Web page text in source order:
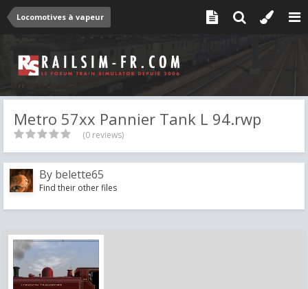
Locomotives à vapeur
Metro 57xx Pannier Tank L 94.rwp
(0 reviews)
By belette65
Find their other files